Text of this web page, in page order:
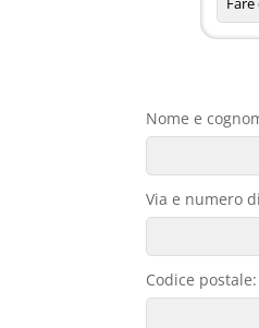
Nome e
Via e numero
Codice postale: